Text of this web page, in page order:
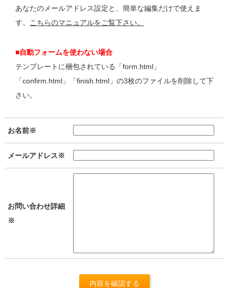
あなたのメールアドレス設定と、簡単な編集だけで使えま
す。
こちらのマニュアルをご覧下さい。
■自動フォームを使わない場合
テンプレートに梱包されている「form.html」
「confirm.html」「finish.html」の3枚のファイルを削除して下
さい。
お名前※
メールアドレス※
お問い合わせ詳細
※